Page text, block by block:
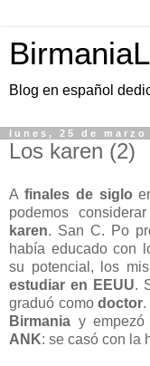
Blog en español
lunes, 25 de marzo
Los karen (2)
A finales de siglo
podemos
karen. San C. Po
había educado con
su potencial, los
estudiar en EEUU.
graduó comodoctor.
Birmania y
ANK: se casó con la